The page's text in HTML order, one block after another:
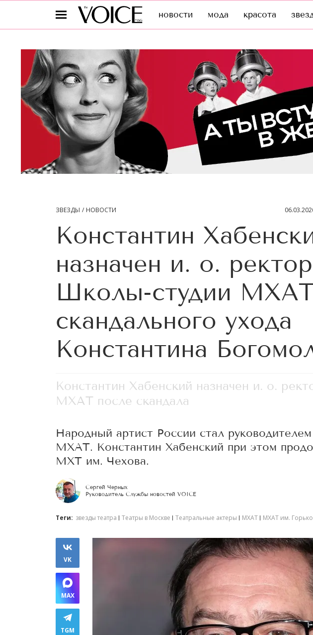
новости мода красота
ЗВЕЗДЫ НОВОСТИ
Константин
назначен и. о.
Школы-студии
скандального ухода
Константина
Константин Хабенский назначен и. о.
МХАТ после скандала
Народный артист России стал
МХАТ. Константин Хабенский при этом
МХТ им. Чехова.
Сергей Черных
Руководитель Службы новостей VOICE
Теги: звезды театра Театры в Москве Театральные актеры МХАТ МХАТ им.
VK
MAX
TGM